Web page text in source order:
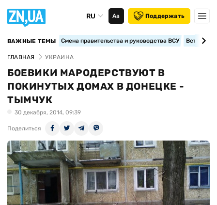
RU Аа Поддержать
ВАЖНЫЕ ТЕМЫ Смена правительства и руководства ВСУ
ГЛАВНАЯ УКРАИНА
БОЕВИКИ МАРОДЕРСТВУЮТ В
ПОКИНУТЫХ ДОМАХ В ДОНЕЦКЕ -
ТЫМЧУК
30 декабря, 2014, 09:39
Поделиться